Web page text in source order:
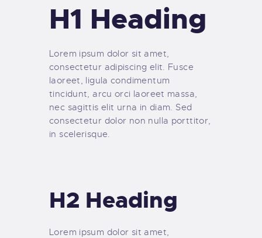
H1 Heading
Lorem ipsum dolor sit amet,
consectetur adipiscing elit. Fusce
laoreet, ligula condimentum
tincidunt, arcu orci laoreet massa,
nec sagittis elit urna in diam. Sed
consectetur dolor non nulla porttitor,
in scelerisque.
H2 Heading
Lorem ipsum dolor sit amet,